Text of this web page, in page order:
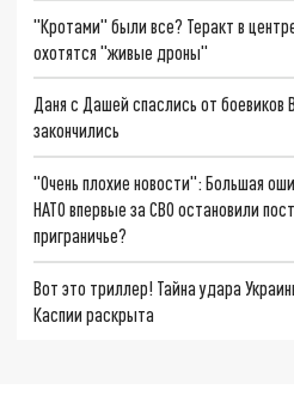
"Кротами" были все? Теракт в
охотятся "живые дроны"
Даня с Дашей спаслись от
закончились
"Очень плохие новости": Большая
НАТО впервые за СВО остановили
приграничье?
Вот это триллер! Тайна удара
Каспии раскрыта